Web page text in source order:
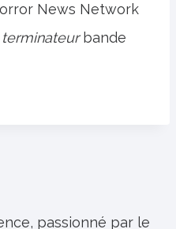
News Network
terminateurbande
passionné par le